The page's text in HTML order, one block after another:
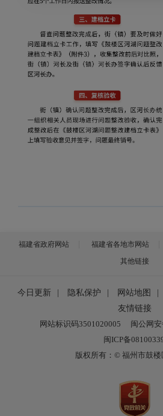
福建省政府网站 福建省各地市网站
其他链接
今日更新 隐私保护 网站地图
友情链接
网站标识码3501020005
闽公网
闽ICP备
版权所有：© 福州市鼓